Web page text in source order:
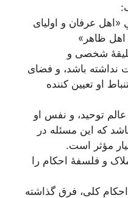
عرفان و اولیای
ظاهر»
شخصی و
نداشته باشد، و فضای
او تعیین کننده
توحید، و نفس او
که این مسئله در
مؤثر است.
و فلسفۀ احکام را
کلی، فرق گذاشته